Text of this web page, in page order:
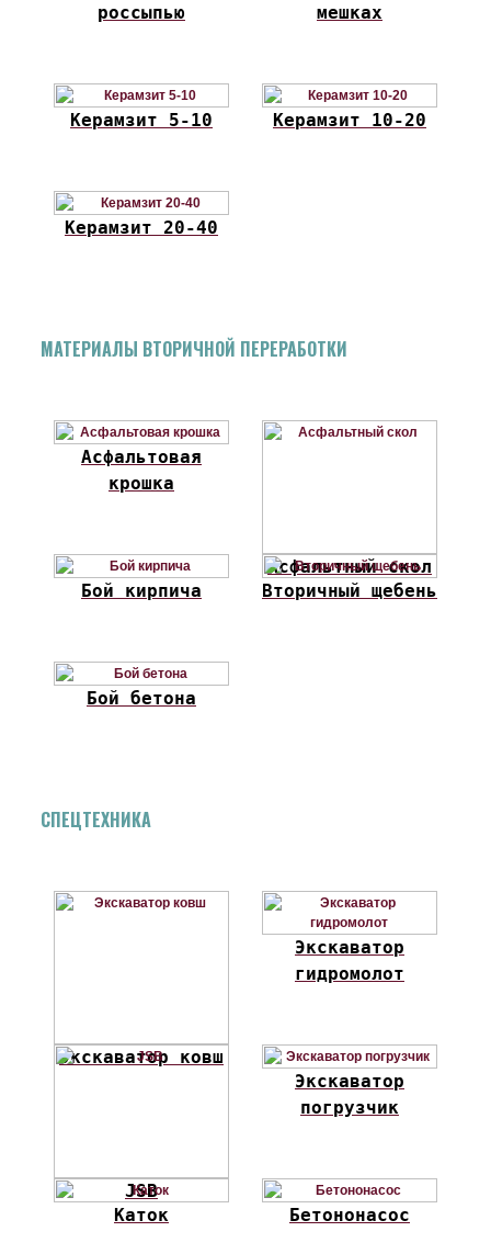
россыпью
мешках
Керамзит 5-10 Керамзит 10-20
Керамзит 20-40
МАТЕРИАЛЫ ВТОРИЧНОЙ ПЕРЕРАБОТКИ
Асфальтовая
крошка
Асфальтный скол
Бой кирпича
Вторичный щебень
Бой бетона
СПЕЦТЕХНИКА
Экскаватор ковш
Экскаватор
гидромолот
JSB
Экскаватор
погрузчик
Каток Бетононасос